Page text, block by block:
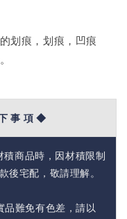
划痕，划痕，凹痕
事 項 ◆
商品時，因材積限制
後宅配，敬請理解。
品難免有色差，請以